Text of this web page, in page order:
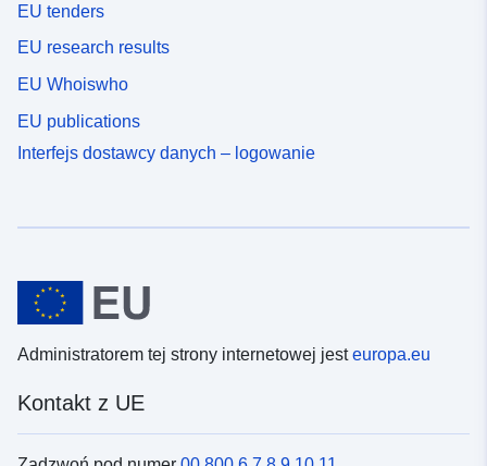
EU tenders
EU research results
EU Whoiswho
EU publications
Interfejs dostawcy danych – logowanie
Administratorem tej strony internetowej jesteuropa.eu
Kontakt z UE